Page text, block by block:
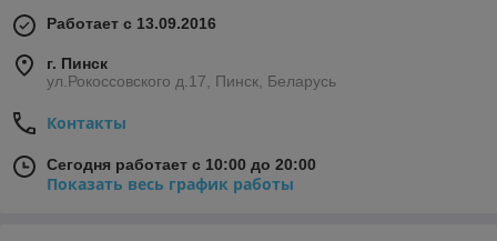
Работает с 13.09.2016
г. Пинск
ул.Рокоссовского д.17, Пинск, Беларусь
Контакты
Сегодня работает с 10:00 до 20:00
Показать весь график работы